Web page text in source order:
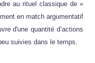
au rituel classique de «
en match argumentatif
d'une quantité d’actions
suivies dans le temps.